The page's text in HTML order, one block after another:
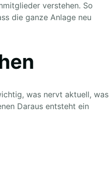
verstehen. So
die ganze Anlage neu
was nervt aktuell, was
Daraus entsteht ein